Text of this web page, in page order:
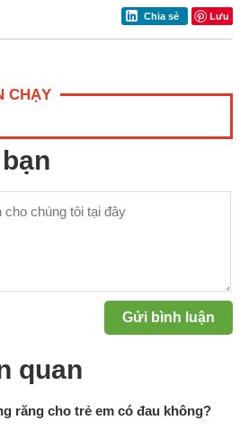
Chia sẻ Lưu
CHẠY
quan
răng cho trẻ em có đau không?